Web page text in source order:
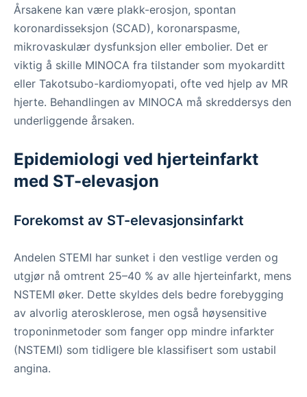
Årsakene kan være plakk-erosjon, spontan
koronardisseksjon (SCAD), koronarspasme,
mikrovaskulær dysfunksjon eller embolier. Det er
viktig å skille MINOCA fra tilstander som myokarditt
eller Takotsubo-kardiomyopati, ofte ved hjelp av MR
hjerte. Behandlingen av MINOCA må skreddersys den
underliggende årsaken.
Epidemiologi ved hjerteinfarkt
med ST-elevasjon
Forekomst av ST-elevasjonsinfarkt
Andelen STEMI har sunket i den vestlige verden og
utgjør nå omtrent 25–40 % av alle hjerteinfarkt, mens
NSTEMI øker. Dette skyldes dels bedre forebygging
av alvorlig aterosklerose, men også høysensitive
troponinmetoder som fanger opp mindre infarkter
(NSTEMI) som tidligere ble klassifisert som ustabil
angina.